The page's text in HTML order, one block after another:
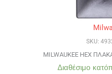
SKU:
MILWAUKEE HEX
Διαθέσιμο